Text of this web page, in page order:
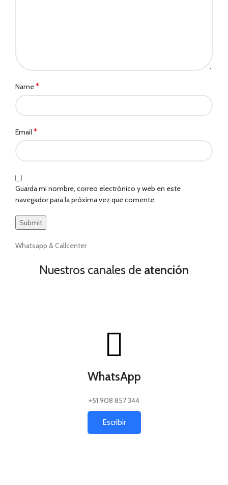
Name*
Email*
Guarda mi nombre, correo electrónico y web en este
navegador para la próxima vez que comente.
Whatsapp & Callcenter
Nuestros canales de atención
WhatsApp
+51 908 857 344
Escribir